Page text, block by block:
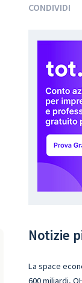
CONDIVIDI
Notizie
La space
600 miliardi,